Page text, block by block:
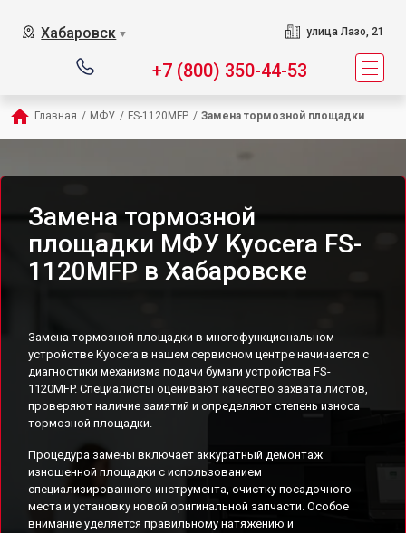
Хабаровск ▼ улица Лазо, 21
+7 (800) 350-44-53
Главная / МФУ / FS-1120MFP / Замена тормозной площадки
Замена тормозной
площадки МФУ Kyocera FS-
1120MFP в Хабаровске
Замена тормозной площадки в многофункциональном
устройстве Kyocera в нашем сервисном центре начинается с
диагностики механизма подачи бумаги устройства FS-
1120MFP. Специалисты оценивают качество захвата листов,
проверяют наличие замятий и определяют степень износа
тормозной площадки.
Процедура замены включает аккуратный демонтаж
изношенной площадки с использованием
специализированного инструмента, очистку посадочного
места и установку новой оригинальной запчасти. Особое
внимание уделяется правильному натяжению и